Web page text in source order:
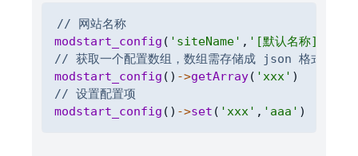
// 网站名称
modstart_config ( 'siteName' , '[默认名称]'
// 获取一个配置数组，数组需存储成 json 格式
modstart_config ( ) ->getArray( 'xxx' )
// 设置配置项
modstart_config ( ) ->set ( 'xxx' , 'aaa' )